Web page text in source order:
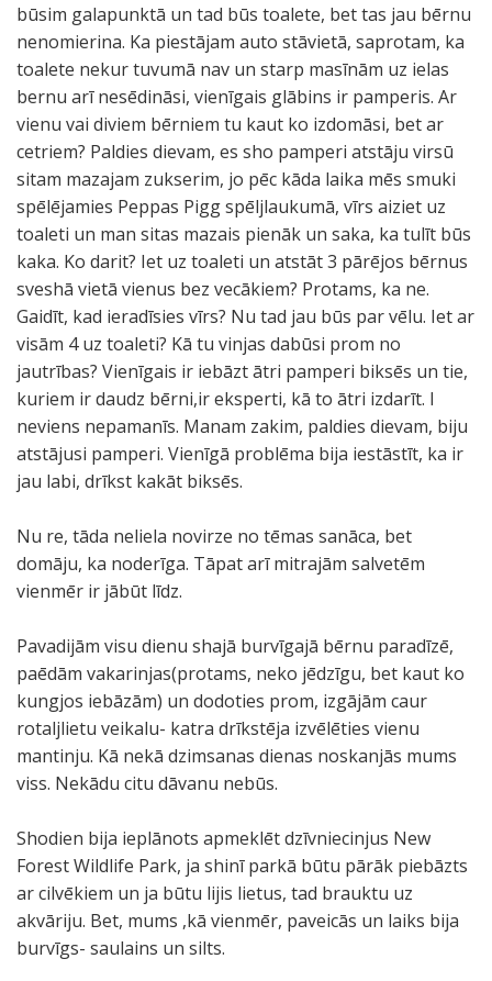
būsim galapunktā un tad būs toalete, bet tas jau bērnu
nenomierina. Ka piestājam auto stāvietā, saprotam, ka
toalete nekur tuvumā nav un starp masīnām uz ielas
bernu arī nesēdināsi, vienīgais glābins ir pamperis. Ar
vienu vai diviem bērniem tu kaut ko izdomāsi, bet ar
cetriem? Paldies dievam, es sho pamperi atstāju virsū
sitam mazajam zukserim, jo pēc kāda laika mēs smuki
spēlējamies Peppas Pigg spēljlaukumā, vīrs aiziet uz
toaleti un man sitas mazais pienāk un saka, ka tulīt būs
kaka. Ko darit? Iet uz toaleti un atstāt 3 pārējos bērnus
sveshā vietā vienus bez vecākiem? Protams, ka ne.
Gaidīt, kad ieradīsies vīrs? Nu tad jau būs par vēlu. Iet ar
visām 4 uz toaleti? Kā tu vinjas dabūsi prom no
jautrības? Vienīgais ir iebāzt ātri pamperi biksēs un tie,
kuriem ir daudz bērni,ir eksperti, kā to ātri izdarīt. I
neviens nepamanīs. Manam zakim, paldies dievam, biju
atstājusi pamperi. Vienīgā problēma bija iestāstīt, ka ir
jau labi, drīkst kakāt biksēs.
Nu re, tāda neliela novirze no tēmas sanāca, bet
domāju, ka noderīga. Tāpat arī mitrajām salvetēm
vienmēr ir jābūt līdz.
Pavadijām visu dienu shajā burvīgajā bērnu paradīzē,
paēdām vakarinjas(protams, neko jēdzīgu, bet kaut ko
kungjos iebāzām) un dodoties prom, izgājām caur
rotaljlietu veikalu- katra drīkstēja izvēlēties vienu
mantinju. Kā nekā dzimsanas dienas noskanjās mums
viss. Nekādu citu dāvanu nebūs.
Shodien bija ieplānots apmeklēt dzīvniecinjus New
Forest Wildlife Park, ja shinī parkā būtu pārāk piebāzts
ar cilvēkiem un ja būtu lijis lietus, tad brauktu uz
akvāriju. Bet, mums ,kā vienmēr, paveicās un laiks bija
burvīgs- saulains un silts.